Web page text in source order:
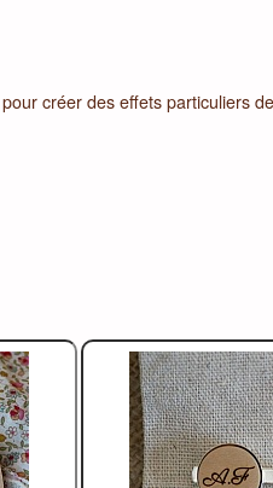
créer des effets particuliers